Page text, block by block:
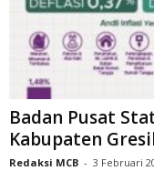
Badan Pusat
Kabupaten
Redaksi MCB - 3 Februari